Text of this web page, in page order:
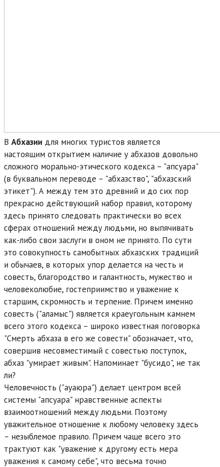
В Абхазии для многих туристов является
настоящим открытием наличие у абхазов довольно
сложного морально-этического кодекса – "апсуара"
(в буквальном переводе – "абхазство", "абхазский
этикет"). А между тем это древний и до сих пор
прекрасно действующий набор правил, которому
здесь принято следовать практически во всех
сферах отношений между людьми, но выпячивать
как-либо свои заслуги в оном не принято. По сути
это совокупность самобытных абхазских традиций
и обычаев, в которых упор делается на честь и
совесть, благородство и галантность, мужество и
человеколюбие, гостеприимство и уважение к
старшим, скромность и терпение. Причем именно
совесть ("аламыс") является краеугольным камнем
всего этого кодекса – широко известная поговорка
"Смерть абхаза в его же совести" обозначает, что,
совершив несовместимый с совестью поступок,
абхаз "умирает живым". Напоминает "бусидо", не так
ли?
Человечность ("ауаюра") делает центром всей
системы "апсуара" нравственные аспекты
взаимоотношений между людьми. Поэтому
уважительное отношение к любому человеку здесь
– незыблемое правило. Причем чаще всего это
трактуют как "уважение к другому есть мера
уважения к самому себе", что весьма точно